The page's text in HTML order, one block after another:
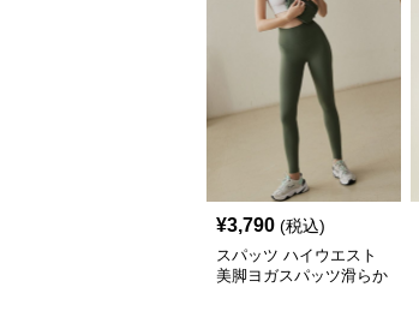
¥3,790 (税込)
スパッツ ハイウエスト
美脚ヨガスパッツ滑らか